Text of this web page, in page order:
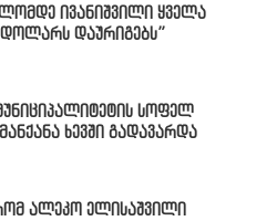
ივანიშვილი ყველა
დოლარს დაურიგებს”
სოფელ
ხევში გადავარდა
ალეკო ელისაშვილი